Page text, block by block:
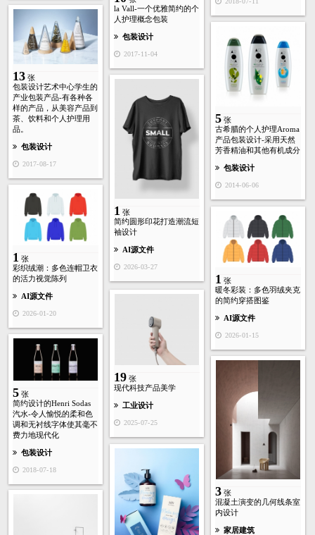
la Vall-一个优雅简约的个
人护理概念包装
包装设计
2017-11-04
13 张
包装设计艺术中心学生的
产业包装产品-有各种各
样的产品，从美容产品到
茶、饮料和个人护理用
品。
包装设计
2017-08-17
5 张
古希腊的个人护理Aroma
产品包装设计-采用天然
芳香精油和其他有机成分
包装设计
2014-06-06
1 张
简约圆形印花打造潮流短
袖设计
AI源文件
2026-03-27
1 张
彩织绒潮：多色连帽卫衣
的活力视觉陈列
AI源文件
2026-01-20
1 张
暖冬彩装：多色羽绒夹克
的简约穿搭图鉴
AI源文件
2026-01-15
19 张
现代科技产品美学
工业设计
2025-07-25
5 张
简约设计的Henri Sodas
汽水-令人愉悦的柔和色
调和无衬线字体使其毫不
费力地现代化
包装设计
2018-07-18
3 张
混凝土演变的几何线条室
内设计
家居建筑